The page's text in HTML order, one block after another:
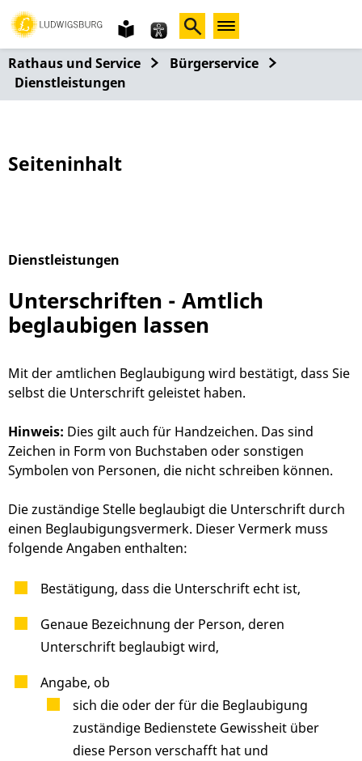
Gebärdensprache
leichte
Sprache
Rathaus und Service
Bürgerservice
Dienstleistungen
Seiteninhalt
Dienstleistungen
Unterschriften - Amtlich
beglaubigen lassen
Mit der amtlichen Beglaubigung wird bestätigt, dass Sie
selbst die Unterschrift geleistet haben.
Hinweis: Dies gilt auch für Handzeichen. Das sind
Zeichen in Form von Buchstaben oder sonstigen
Symbolen von Personen, die nicht schreiben können.
Die zuständige Stelle beglaubigt die Unterschrift durch
einen Beglaubigungsvermerk. Dieser Vermerk muss
folgende Angaben enthalten:
Bestätigung, dass die Unterschrift echt ist,
Genaue Bezeichnung der Person, deren
Unterschrift beglaubigt wird,
Angabe, ob
sich die oder der für die Beglaubigung
zuständige Bedienstete Gewissheit über
diese Person verschafft hat und